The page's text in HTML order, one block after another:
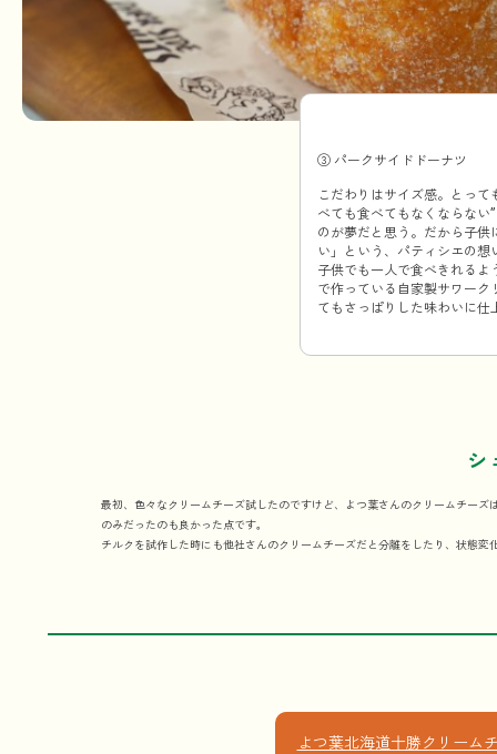
③ パークサイドドーナツ
こだわりはサイズ感。とっ
べても食べてもなくならない
のが夢だと思う。だから子
い」という、パティシエの
子供でも一人で食べきれる
で作っている自家製サワー
てもさっぱりした味わいに仕
シ
最初、色々なクリームチーズ試したのですけど、よつ葉さんのクリームチー
のみだったのも良かった点です。
チルクを試作した時にも他社さんのクリームチーズだと分離をしたり、状態
よつ葉北海道十勝クリーム